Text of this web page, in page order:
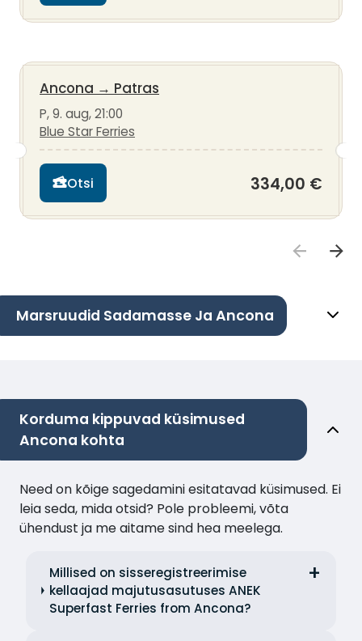
Ancona → Patras
P, 9. aug, 21:00
Blue Star Ferries
Otsi 334,00 €
Marsruudid Sadamasse Ja Ancona
Korduma kippuvad küsimused
Ancona kohta
Need on kõige sagedamini esitatavad küsimused. Ei
leia seda, mida otsid? Pole probleemi, võta
ühendust ja me aitame sind hea meelega.
Millised on sisseregistreerimise
kellaajad majutusasutuses ANEK
Superfast Ferries from Ancona?